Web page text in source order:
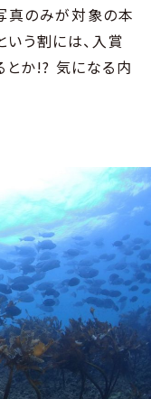
真のみが対象の本
いう割には、入賞
か!? 気になる内